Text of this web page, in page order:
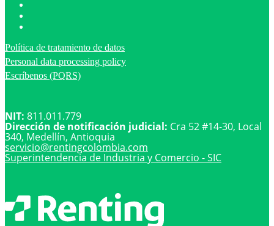
Política de tratamiento de datos
Personal data processing policy
Escríbenos (PQRS)
NIT: 811.011.779
Dirección de notificación judicial: Cra 52 #14-30, Local
340, Medellín, Antioquia
servicio@rentingcolombia.com
Superintendencia de Industria y Comercio - SIC